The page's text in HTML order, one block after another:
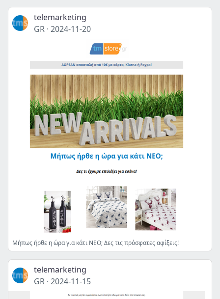
telemarketing
GR · 2024-11-20
Μήπως ήρθε η ώρα για κάτι ΝΕΟ; Δες τις πρόσφατες αφίξεις!
telemarketing
GR · 2024-11-15